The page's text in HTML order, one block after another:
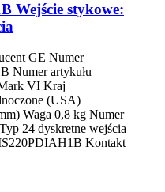
Wejście stykowe:
GE Numer
Numer artykułu
VI Kraj
(USA)
Waga 0,8 kg Numer
24 dyskretne wejścia
Kontakt